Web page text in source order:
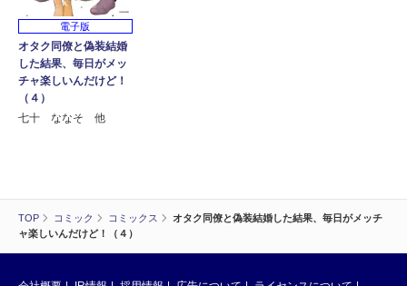
TOP コミック コミックス
オタク同僚と偽装結婚した結果、毎日がメッチ
ャ楽しいんだけど！（４）
電子版
オタク同僚と偽装結婚
した結果、毎日がメッ
チャ楽しいんだけど！
（４）
七十 ななそ 他